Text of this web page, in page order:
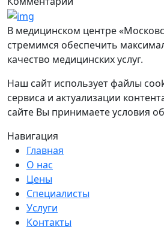
В медицинском центре
стремимся обеспечить
качество медицинских услуг.
Наш сайт использует файлы
сервиса и актуализации
сайте Вы принимаете условия
Навигация
Главная
О нас
Цены
Специалисты
Услуги
Контакты